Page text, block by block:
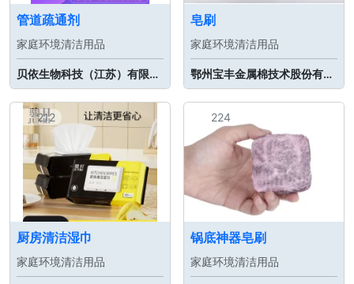
管道疏通剂
家庭环境清洁用品
贝依生物科技（江苏）有限公司
皂刷
家庭环境清洁用品
鄂州宝丰金属棉技术股份有限公司
212
厨房清洁湿巾
家庭环境清洁用品
224
锅底神器皂刷
家庭环境清洁用品